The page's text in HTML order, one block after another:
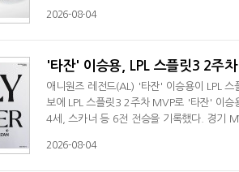
는 데 일조했다. 2021년 일본 커뮤니티인 게
2026-08-04
'타잔' 이승용, LPL 스플릿3 2주
애니원즈 레전드(AL) '타잔' 이승용이 LPL
보에 LPL 스플릿3 2주차 MVP로 '타잔' 이승
4세, 스카너 등 6전 전승을 기록했다. 경기
원쥔과 함께 들어갔다. 한편 AL은 LPL 스플
2026-08-04